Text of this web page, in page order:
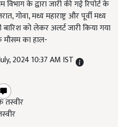
के द्वारा जारी की गई रिपोर्ट के
गोवा, मध्य महाराष्ट्र और पूर्वी मध्य
को लेकर अलर्ट जारी किया गया
का हाल-
2024 10:37 AM IST